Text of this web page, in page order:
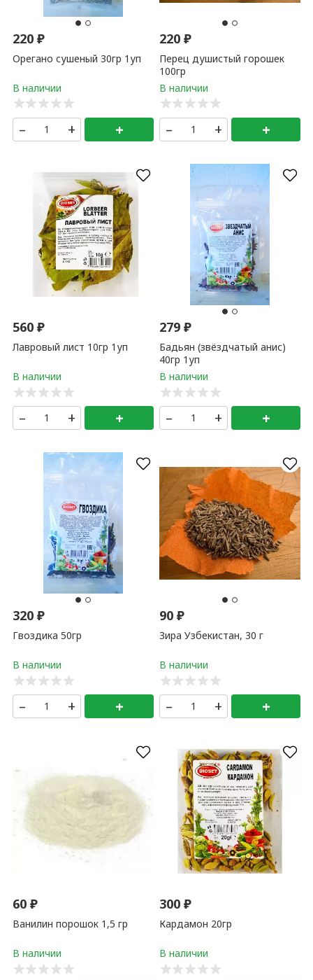
220₽
Орегано сушеный 30гр 1уп
– + +
220₽
Перец душистый горошек
100гр
– + +
560₽
Лавровый лист 10гр 1уп
– + +
279₽
Бадьян (звёздчатый анис)
40гр 1уп
– + +
320₽
Гвоздика 50гр
– + +
90₽
Зира Узбекистан, 30 г
– + +
60₽
Ванилин порошок 1,5 гр
300₽
Кардамон 20гр